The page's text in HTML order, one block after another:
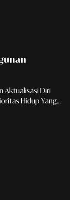
Aktualisasi Diri
Hidup Yang